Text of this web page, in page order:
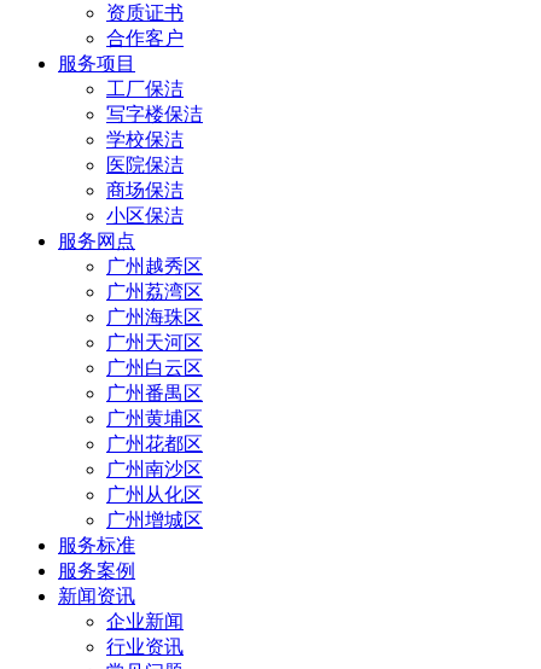
资质证书
合作客户
服务项目
工厂保洁
写字楼保洁
学校保洁
医院保洁
商场保洁
小区保洁
服务网点
广州越秀区
广州荔湾区
广州海珠区
广州天河区
广州白云区
广州番禺区
广州黄埔区
广州花都区
广州南沙区
广州从化区
广州增城区
服务标准
服务案例
新闻资讯
企业新闻
行业资讯